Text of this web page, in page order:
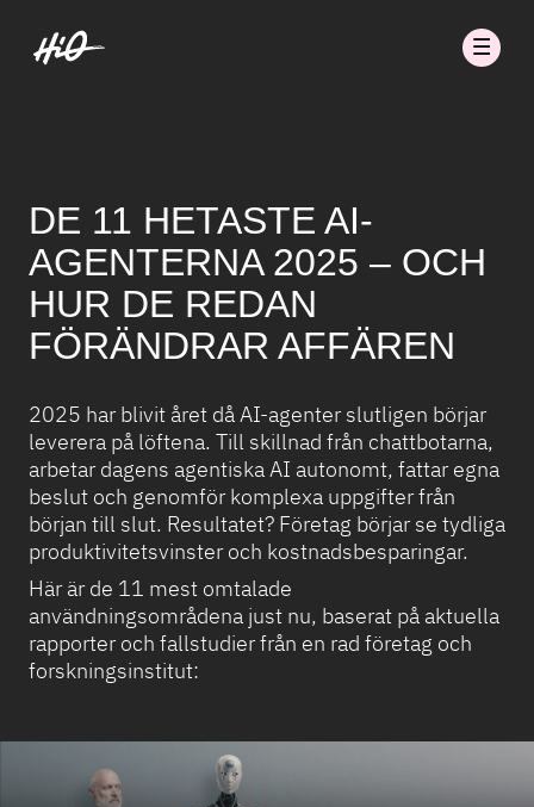
DE 11 HETASTE AI-
AGENTERNA 2025 – OCH
HUR DE REDAN
FÖRÄNDRAR AFFÄREN
2025 har blivit året då AI-agenter slutligen börjar
leverera på löftena. Till skillnad från chattbotarna,
arbetar dagens agentiska AI autonomt, fattar egna
beslut och genomför komplexa uppgifter från
början till slut. Resultatet? Företag börjar se tydliga
produktivitetsvinster och kostnadsbesparingar.
Här är de 11 mest omtalade
användningsområdena just nu, baserat på aktuella
rapporter och fallstudier från en rad företag och
forskningsinstitut: